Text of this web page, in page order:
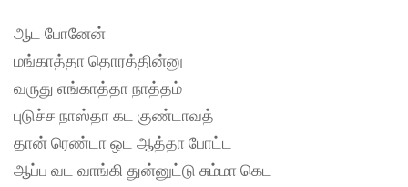
ஆட போனேன்
மங்காத்தா தொரத்தின்னு
வருது எங்காத்தா நாத்தம்
புடுச்ச நாஸ்தா கட குண்டாவத்
தான் ரெண்டா ஒட ஆத்தா போட்ட
ஆப்ப வட வாங்கி துன்னுட்டு சும்மா கெட